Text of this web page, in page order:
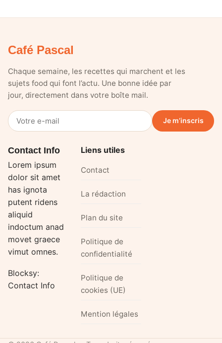
Café Pascal
Chaque semaine, les recettes qui marchent et les
sujets food qui font l’actu. Une bonne idée par
jour, directement dans votre boîte mail.
Votre
e-
Je m’inscris
Contact Info
Lorem ipsum
dolor sit amet
has ignota
putent ridens
aliquid
indoctum anad
movet graece
vimut omnes.
Blocksy:
Contact Info
Liens utiles
Contact
La rédaction
Plan du site
Politique de
confidentialité
Politique de
cookies (UE)
Mention légales